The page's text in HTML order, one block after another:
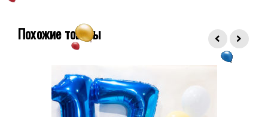
Похожие товары